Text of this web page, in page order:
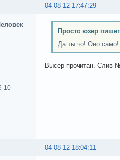
04-08-12 17:47:29
10
Просто юзер
Да ты чо! Оно само!
Высер прочитан. Слив
04-08-12 18:04:11